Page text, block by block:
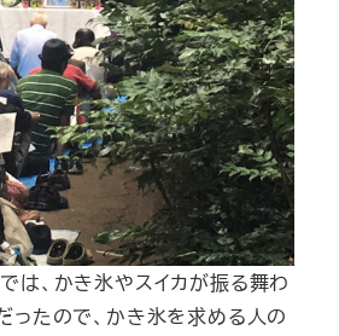
は、かき氷やスイカが振る舞わ
ったので、かき氷を求める人の